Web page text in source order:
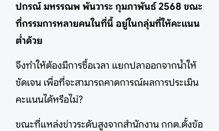
ปกรณ์ มหรรณพ พ้นวาระ กุมภาพันธ์ 2568 ขณะ
ที่กรรมการหลายคนในที่นี้ อยู่ในกลุ่มที่ให้คะแนน
ต่ำด้วย
จึงทำให้ต้องมีการซื้อเวลา แยกปลาออกจากน้ำให้
ชัดเจน เพื่อที่จะสามารถคาดการณ์ผลการประเมิน
คะแนนได้หรือไม่?
ขณะที่แหล่งข่าวระดับสูงจากสำนักงาน กกต.ตั้งข้อ